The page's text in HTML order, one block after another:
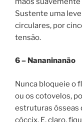
Sustente uma
circulares, por
tensão.
6 – Nananinanão
Nunca bloqueie o
ou os cotovelos,
estruturas ósseas
cóccix. E, claro,